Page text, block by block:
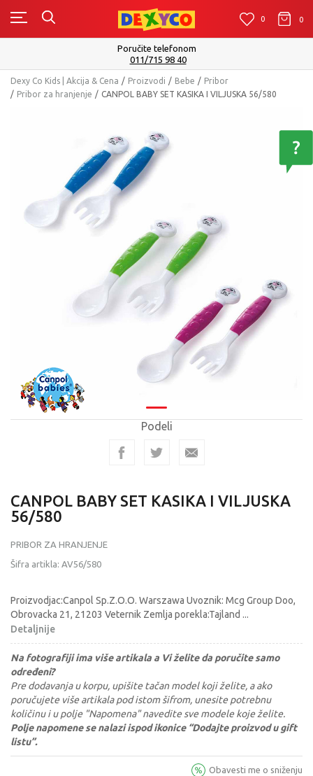
0 0 0
Poručite telefonom
011/715 98 40
Dexy Co Kids | Akcija & Cena Proizvodi Bebe
Pribor
Pribor za hranjenje
CANPOL BABY SET KASIKA I VILJUSKA 56/580
Podeli
CANPOL BABY SET KASIKA I VILJUSKA
56/580
PRIBOR ZA HRANJENJE
Šifra artikla: AV56/580
Proizvodjac:Canpol Sp.Z.O.O. Warszawa Uvoznik: Mcg Group Doo,
Obrovacka 21, 21203 Veternik Zemlja porekla:Tajland ...
Detaljnije
Na fotografiji ima više artikala a Vi želite da poručite samo
određeni?
Pre dodavanja u korpu, upišite tačan model koji želite, a ako
poručujete više artikala pod istom šifrom, unesite potrebnu
količinu i u polje "Napomena" navedite sve modele koje želite.
Polje napomene se nalazi ispod ikonice “Dodajte proizvod u gift
listu”.
Obavesti me o sniženju